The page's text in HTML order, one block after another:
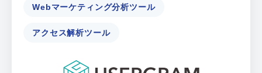
Webマーケティング分析ツール
アクセス解析ツール